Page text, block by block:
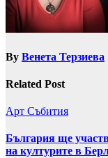
By Венета Терзиева
Related Post
Арт Събития
България ще
на културите в